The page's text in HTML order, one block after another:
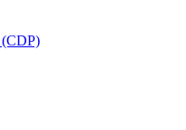
(CDP)